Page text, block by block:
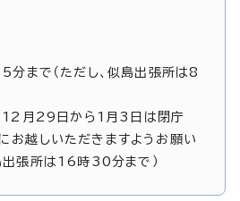
まで（ただし、似島出張所は8
12月29日から1月3日は閉庁
お越しいただきますようお願い
出張所は16時30分まで）